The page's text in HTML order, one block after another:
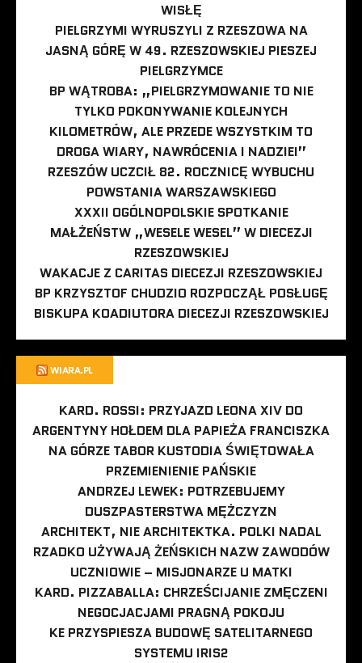
WISŁĘ
PIELGRZYMI WYRUSZYLI Z RZESZOWA NA
JASNĄ GÓRĘ W 49. RZESZOWSKIEJ PIESZEJ
PIELGRZYMCE
BP WĄTROBA: „PIELGRZYMOWANIE TO NIE
TYLKO POKONYWANIE KOLEJNYCH
KILOMETRÓW, ALE PRZEDE WSZYSTKIM TO
DROGA WIARY, NAWRÓCENIA I NADZIEI”
RZESZÓW UCZCIŁ 82. ROCZNICĘ WYBUCHU
POWSTANIA WARSZAWSKIEGO
XXXII OGÓLNOPOLSKIE SPOTKANIE
MAŁŻEŃSTW „WESELE WESEL” W DIECEZJI
RZESZOWSKIEJ
WAKACJE Z CARITAS DIECEZJI RZESZOWSKIEJ
BP KRZYSZTOF CHUDZIO ROZPOCZĄŁ POSŁUGĘ
BISKUPA KOADIUTORA DIECEZJI RZESZOWSKIEJ
WIARA.PL
KARD. ROSSI: PRZYJAZD LEONA XIV DO
ARGENTYNY HOŁDEM DLA PAPIEŻA FRANCISZKA
NA GÓRZE TABOR KUSTODIA ŚWIĘTOWAŁA
PRZEMIENIENIE PAŃSKIE
ANDRZEJ LEWEK: POTRZEBUJEMY
DUSZPASTERSTWA MĘŻCZYZN
ARCHITEKT, NIE ARCHITEKTKA. POLKI NADAL
RZADKO UŻYWAJĄ ŻEŃSKICH NAZW ZAWODÓW
UCZNIOWIE – MISJONARZE U MATKI
KARD. PIZZABALLA: CHRZEŚCIJANIE ZMĘCZENI
NEGOCJACJAMI PRAGNĄ POKOJU
KE PRZYSPIESZA BUDOWĘ SATELITARNEGO
SYSTEMU IRIS2